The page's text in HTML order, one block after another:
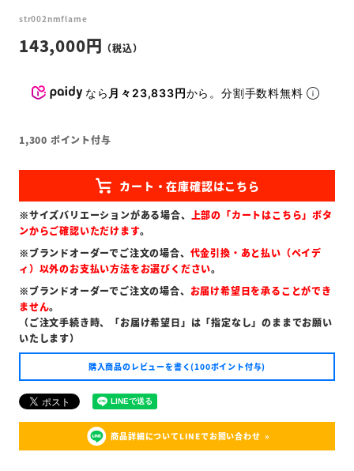
str002nmflame
143,000
なら 月々23,833円から。分割手数料無料
1,300 ポイント付与
※サイズバリエーションがある場合、 上部の「カートはこちら」ボタ
ンからご確認いただけます。
※ブランドオーダーでご注文の場合、 代金引換・あと払い（ペイデ
ィ）以外のお支払い方法をお選びください。
※ブランドオーダーでご注文の場合、 お届け希望日を承ることができ
ません。
（ご注文手続き時、「お届け希望日」は「指定なし」のままでお願い
いたします）
購入商品のレビューを書く(100ポイント付与)
商品詳細についてLINEでお問い合わせ